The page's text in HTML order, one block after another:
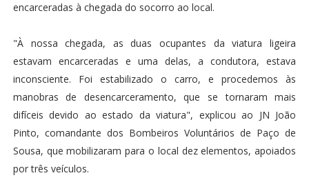
encarceradas à chegada do socorro ao local.
"À nossa chegada, as duas ocupantes da viatura ligeira
estavam encarceradas e uma delas, a condutora, estava
inconsciente. Foi estabilizado o carro, e procedemos às
manobras de desencarceramento, que se tornaram mais
difíceis devido ao estado da viatura", explicou ao JN João
Pinto, comandante dos Bombeiros Voluntários de Paço de
Sousa, que mobilizaram para o local dez elementos, apoiados
por três veículos.